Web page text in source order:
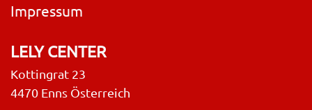
Impressum
LELY CENTER
Kottingrat 23
4470 Enns Österreich